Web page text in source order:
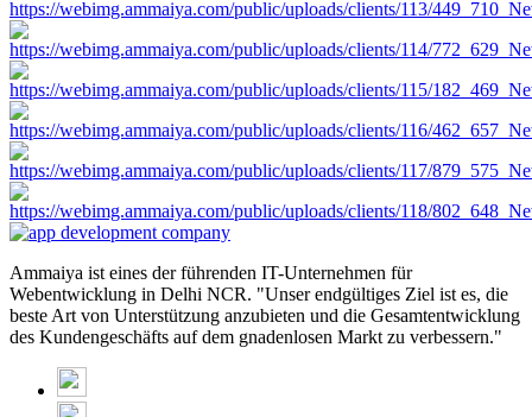
Ammaiya ist eines der führenden IT-Unternehmen für
Webentwicklung in Delhi NCR. "Unser endgültiges Ziel ist es, die
beste Art von Unterstützung anzubieten und die Gesamtentwicklung
des Kundengeschäfts auf dem gnadenlosen Markt zu verbessern."